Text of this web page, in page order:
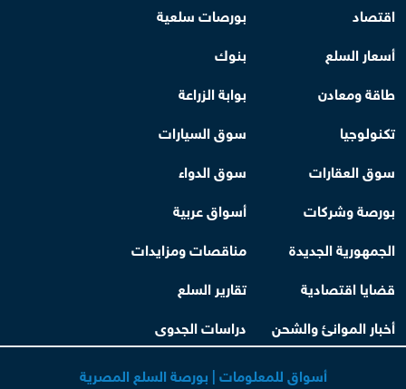
اقتصاد
بورصات سلعية
أسعار السلع
بنوك
طاقة ومعادن
بوابة الزراعة
تكنولوجيا
سوق السيارات
سوق العقارات
سوق الدواء
بورصة وشركات
أسواق عربية
الجمهورية الجديدة
مناقصات ومزايدات
قضايا اقتصادية
تقارير السلع
أخبار الموانئ والشحن
دراسات الجدوى
أسواق للمعلومات | بورصة السلع المصرية